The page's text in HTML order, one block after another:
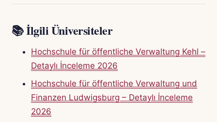
📚 İlgili Üniversiteler
Hochschule für öffentliche Verwaltung Kehl –
Detaylı İnceleme 2026
Hochschule für öffentliche Verwaltung und
Finanzen Ludwigsburg – Detaylı İnceleme
2026